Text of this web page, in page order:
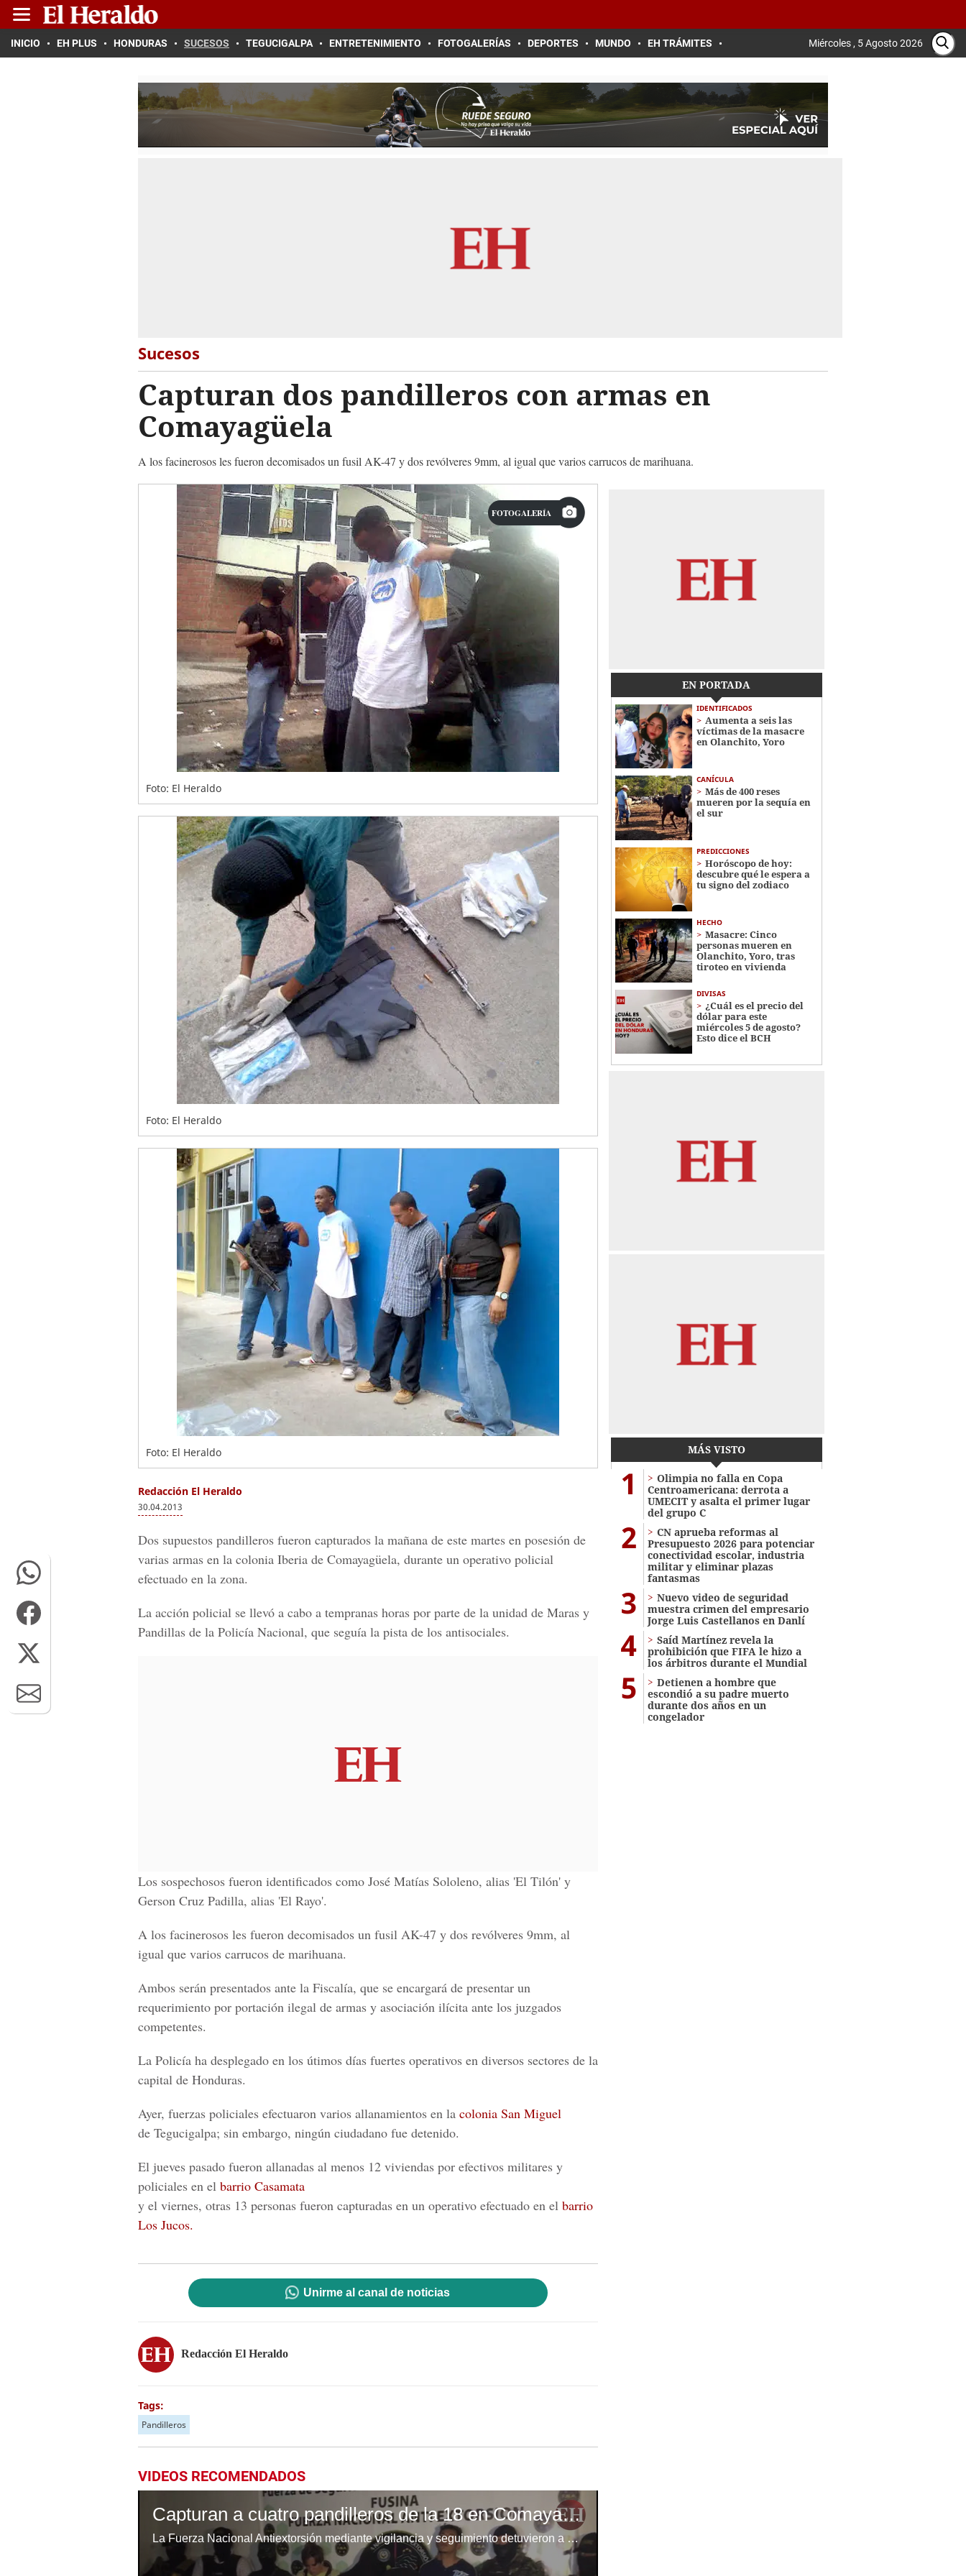
INICIO EH PLUS HONDURAS SUCESOS TEGUCIGALPA ENTRETENIMIENTO FOTOGALERÍAS DEPORTES MUNDO EH TRÁMITES Miércoles , 5 Agosto 2026
Sucesos
Capturan dos pandilleros con armas en
Comayagüela
A los facinerosos les fueron decomisados un fusil AK-47 y dos revólveres 9mm, al igual que varios carrucos de marihuana.
FOTOGALERÍA
Foto: El Heraldo
Foto: El Heraldo
Foto: El Heraldo
Redacción El Heraldo
30.04.2013
Dos supuestos pandilleros fueron capturados la mañana de este martes en posesión de
varias armas en la colonia Iberia de Comayagüela, durante un operativo policial
efectuado en la zona.
La acción policial se llevó a cabo a tempranas horas por parte de la unidad de Maras y
Pandillas de la Policía Nacional, que seguía la pista de los antisociales.
Los sospechosos fueron identificados como José Matías Sololeno, alias 'El Tilón' y
Gerson Cruz Padilla, alias 'El Rayo'.
A los facinerosos les fueron decomisados un fusil AK-47 y dos revólveres 9mm, al
igual que varios carrucos de marihuana.
Ambos serán presentados ante la Fiscalía, que se encargará de presentar un
requerimiento por portación ilegal de armas y asociación ilícita ante los juzgados
competentes.
La Policía ha desplegado en los útimos días fuertes operativos en diversos sectores de la
capital de Honduras.
Ayer, fuerzas policiales efectuaron varios allanamientos en la colonia San Miguel
de Tegucigalpa; sin embargo, ningún ciudadano fue detenido.
El jueves pasado fueron allanadas al menos 12 viviendas por efectivos militares y
policiales en el barrio Casamata
y el viernes, otras 13 personas fueron capturadas en un operativo efectuado en el barrio
Los Jucos.
Unirme al canal de noticias
Redacción El Heraldo
Tags:
Pandilleros
VIDEOS RECOMENDADOS
Capturan a cuatro pandilleros de la 18 en Comayagüela
La Fuerza Nacional Antiextorsión mediante vigilancia y seguimiento detuvieron a 4 personas miembros de la pandilla 18 en posesión de marihuana y supuesta cocaína en Ciudad España de Comayagüela.
EN PORTADA
IDENTIFICADOS
Aumenta a seis las
víctimas de la masacre
en Olanchito, Yoro
CANÍCULA
Más de 400 reses
mueren por la sequía en
el sur
PREDICCIONES
Horóscopo de hoy:
descubre qué le espera a
tu signo del zodiaco
HECHO
Masacre: Cinco
personas mueren en
Olanchito, Yoro, tras
tiroteo en vivienda
DIVISAS
¿Cuál es el precio del
dólar para este
miércoles 5 de agosto?
Esto dice el BCH
MÁS VISTO
1
Olimpia no falla en Copa
Centroamericana: derrota a
UMECIT y asalta el primer lugar
del grupo C
2
CN aprueba reformas al
Presupuesto 2026 para potenciar
conectividad escolar, industria
militar y eliminar plazas
fantasmas
3
Nuevo video de seguridad
muestra crimen del empresario
Jorge Luis Castellanos en Danlí
4
Saíd Martínez revela la
prohibición que FIFA le hizo a
los árbitros durante el Mundial
5
Detienen a hombre que
escondió a su padre muerto
durante dos años en un
congelador